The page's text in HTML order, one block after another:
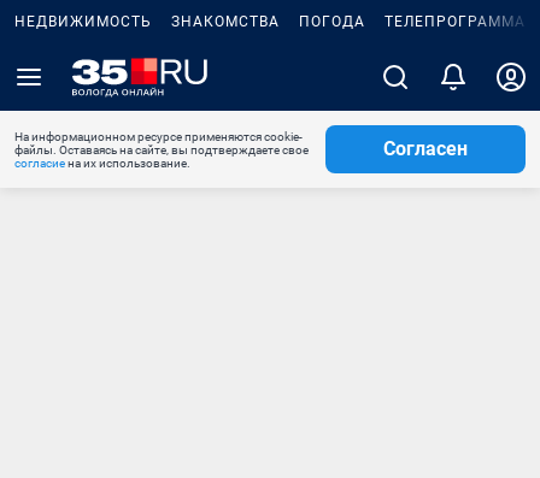
НЕДВИЖИМОСТЬ ЗНАКОМСТВА ПОГОДА ТЕЛЕПРОГРАММА
На информационном ресурсе применяются cookie-
файлы. Оставаясь на сайте, вы подтверждаете свое
согласиена их использование.
Согласен